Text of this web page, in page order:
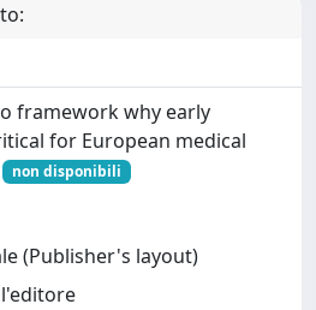
framework why early
for European medical
non disponibili
(Publisher's layout)